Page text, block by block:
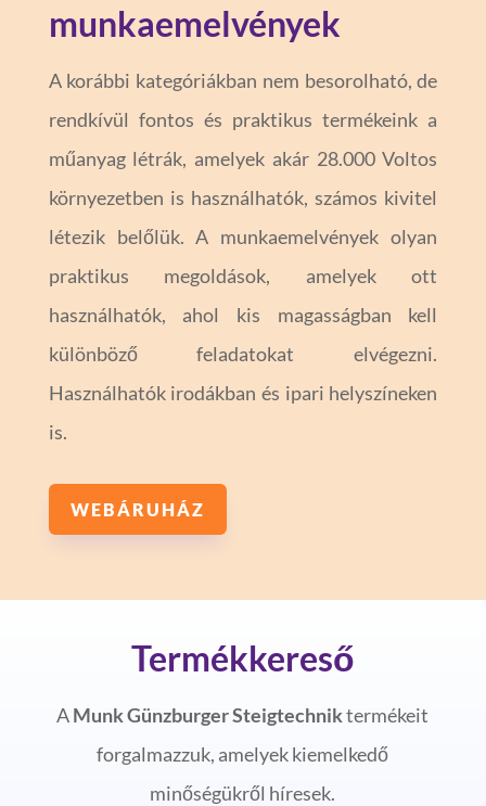
munkaemelvények
A korábbi kategóriákban nem besorolható, de
rendkívül fontos és praktikus termékeink a
műanyag létrák, amelyek akár 28.000 Voltos
környezetben is használhatók, számos kivitel
létezik belőlük. A munkaemelvények olyan
praktikus megoldások, amelyek ott
használhatók, ahol kis magasságban kell
különböző feladatokat elvégezni.
Használhatók irodákban és ipari helyszíneken
is.
WEBÁRUHÁZ
Termékkereső
AMunk Günzburger Steigtechniktermékeit
forgalmazzuk, amelyek kiemelkedő
minőségükről híresek.